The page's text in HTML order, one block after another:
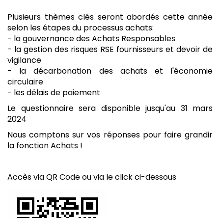
Plusieurs thèmes clés seront abordés cette année
selon les étapes du processus achats:
- la gouvernance des Achats Responsables
- la gestion des risques RSE fournisseurs et devoir de
vigilance
- la décarbonation des achats et l'économie
circulaire
- les délais de paiement
Le questionnaire sera disponible jusqu'au 31 mars
2024
Nous comptons sur vos réponses pour faire grandir
la fonction Achats !
Accès via QR Code ou via le click ci-dessous